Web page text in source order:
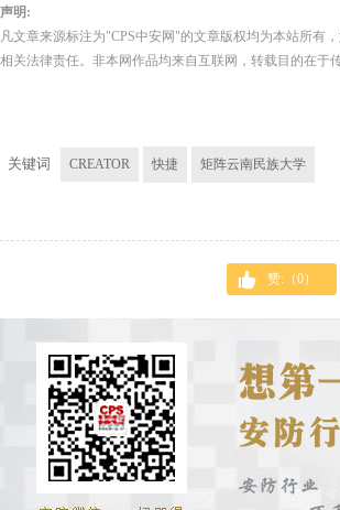
声明:
凡文章来源标注为"CPS中安网"的文章版权均为本站所有
相关法律责任。非本网作品均来自互联网，转载目的在
关键词 CREATOR 快捷 矩阵云南民族大学
赞:（0）